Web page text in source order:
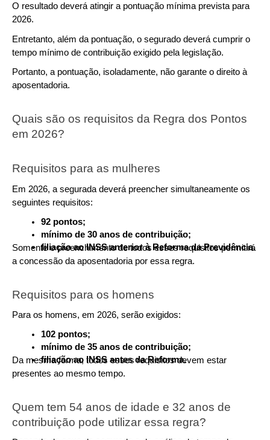
O resultado deverá atingir a pontuação mínima prevista para
2026.
Entretanto, além da pontuação, o segurado deverá cumprir o
tempo mínimo de contribuição exigido pela legislação.
Portanto, a pontuação, isoladamente, não garante o direito à
aposentadoria.
Quais são os requisitos da Regra dos Pontos
em 2026?
Requisitos para as mulheres
Em 2026, a segurada deverá preencher simultaneamente os
seguintes requisitos:
92 pontos;
mínimo de 30 anos de contribuição;
filiação ao INSS anterior à Reforma da Previdência.
Somente o preenchimento de todos esses requisitos permitirá
a concessão da aposentadoria por essa regra.
Requisitos para os homens
Para os homens, em 2026, serão exigidos:
102 pontos;
mínimo de 35 anos de contribuição;
filiação ao INSS antes da Reforma.
Da mesma forma, todos esses requisitos devem estar
presentes ao mesmo tempo.
Quem tem 54 anos de idade e 32 anos de
contribuição pode utilizar essa regra?